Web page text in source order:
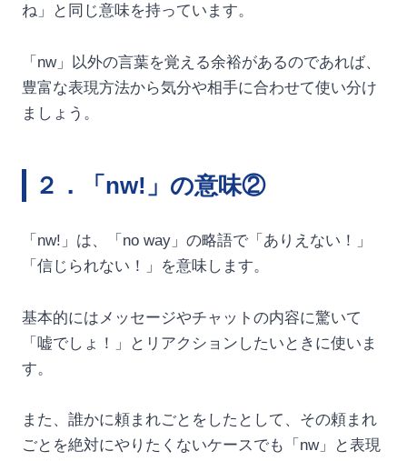
ね」と同じ意味を持っています。
「nw」以外の言葉を覚える余裕があるのであれば、
豊富な表現方法から気分や相手に合わせて使い分け
ましょう。
２．「nw!」の意味②
「nw!」は、「no way」の略語で「ありえない！」
「信じられない！」を意味します。
基本的にはメッセージやチャットの内容に驚いて
「嘘でしょ！」とリアクションしたいときに使いま
す。
また、誰かに頼まれごとをしたとして、その頼まれ
ごとを絶対にやりたくないケースでも「nw」と表現